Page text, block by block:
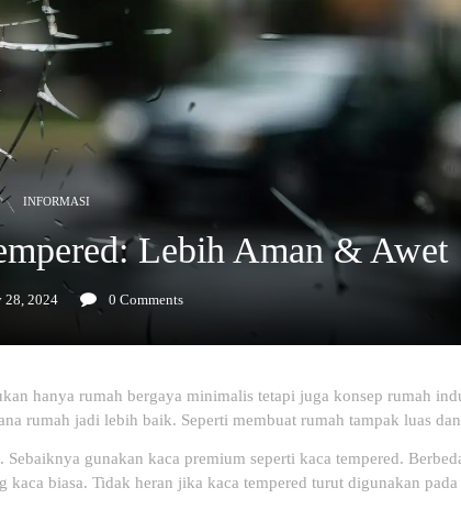
INFORMASI
Lebih Aman & Awet
28, 2024 0 Comments
hanya rumah bergaya minimalis tetapi juga konsep rumah
rumah jadi lebih baik. Seperti membuat rumah tampak luas
gunakan kaca premium seperti kaca tempered.
biasa. Tidak heran jika kaca tempered turut digunakan